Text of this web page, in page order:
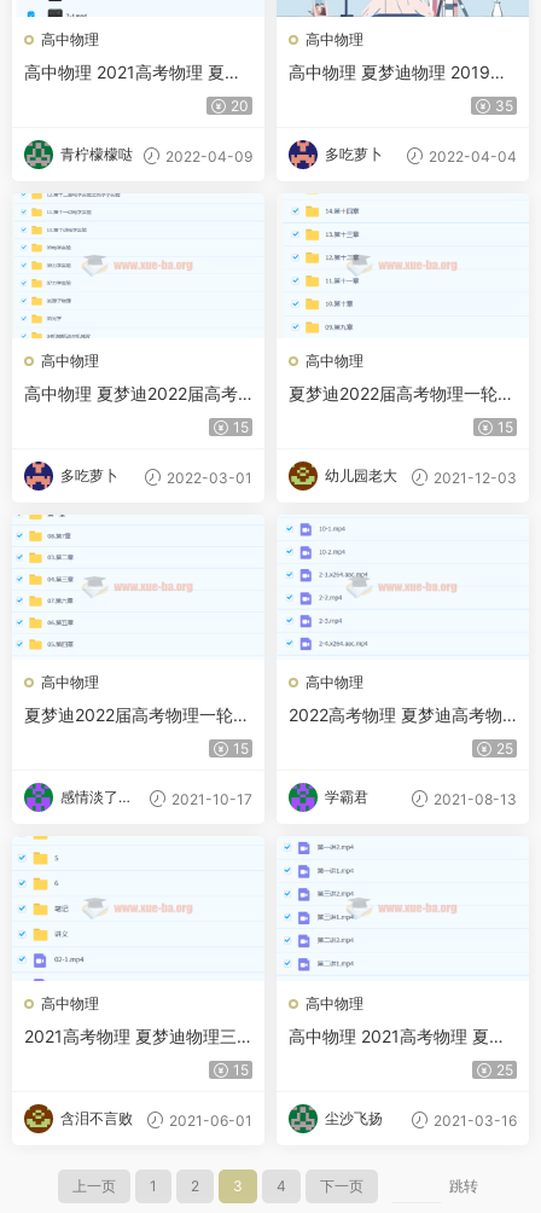
高中物理
高中物理 2021高考物理 夏梦
迪物理寒春联报班百度云下载
20
青柠檬檬哒 2022-04-09
高中物理
高中物理 夏梦迪物理 2019夏
梦迪物理全年班分享 百度云网
35
多吃萝卜 2022-04-04
高中物理
高中物理 夏梦迪2022届高考
物理二轮复习寒春联报 寒假班
15
多吃萝卜 2022-03-01
高中物理
夏梦迪2022届高考物理一轮复
15
幼儿园老大 2021-12-03
高中物理
夏梦迪2022届高考物理一轮复
15
感情淡了请
2021-10-17
高中物理
2022高考物理 夏梦迪高考物
理一轮复习暑秋联报 暑假班25
学霸君 2021-08-13
高中物理
2021高考物理 夏梦迪物理三
15
含泪不言败 2021-06-01
高中物理
高中物理 2021高考物理 夏梦
迪物理寒假班百度云下载
25
尘沙飞扬 2021-03-16
上一页 1 2 3 4 下一页 跳转